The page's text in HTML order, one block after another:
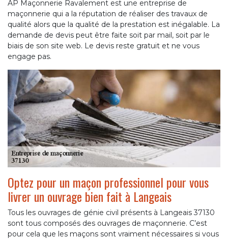
AP Maçonnerie Ravalement est une entreprise de
maçonnerie qui a la réputation de réaliser des travaux de
qualité alors que la qualité de la prestation est inégalable. La
demande de devis peut être faite soit par mail, soit par le
biais de son site web. Le devis reste gratuit et ne vous
engage pas.
Optez pour un maçon professionnel pour vous
livrer un ouvrage bien fait à Langeais
Tous les ouvrages de génie civil présents à Langeais 37130
sont tous composés des ouvrages de maçonnerie. C’est
pour cela que les maçons sont vraiment nécessaires si vous